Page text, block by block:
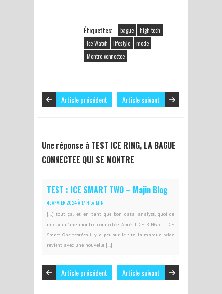
Étiquettes: bague
high tech
Ice Watch
lifestyle
mode
Montre connectee
Article précédent Article suivant
Une réponse à TEST ICE RING, LA BAGUE
CONNECTEE QUI SE MONTRE
TEST : ICE SMART TWO – Majin Blog
4 JANVIER 2024 À 17 H 57 MIN
[…] tout ça, et en tant que bon data analyst, quoi de
mieux qu’une montre connectée. Après l’ICE RING et l’ICE
Smart One testées il y a peu sur le site, la marque belge
revient avec une nouvelle […]
Article précédent Article suivant